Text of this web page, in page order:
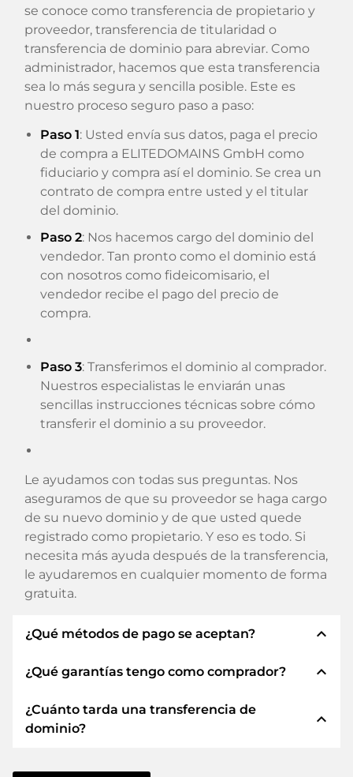
se conoce como transferencia de propietario y
proveedor, transferencia de titularidad o
transferencia de dominio para abreviar. Como
administrador, hacemos que esta transferencia
sea lo más segura y sencilla posible. Este es
nuestro proceso seguro paso a paso:
Paso 1: Usted envía sus datos, paga el precio
de compra a ELITEDOMAINS GmbH como
fiduciario y compra así el dominio. Se crea un
contrato de compra entre usted y el titular
del dominio.
Paso 2: Nos hacemos cargo del dominio del
vendedor. Tan pronto como el dominio está
con nosotros como fideicomisario, el
vendedor recibe el pago del precio de
compra.
Paso 3: Transferimos el dominio al comprador.
Nuestros especialistas le enviarán unas
sencillas instrucciones técnicas sobre cómo
transferir el dominio a su proveedor.
Le ayudamos con todas sus preguntas. Nos
aseguramos de que su proveedor se haga cargo
de su nuevo dominio y de que usted quede
registrado como propietario. Y eso es todo. Si
necesita más ayuda después de la transferencia,
le ayudaremos en cualquier momento de forma
gratuita.
¿Qué métodos de pago se aceptan? expand_less
Utilizamos SEPA como prepago y utilizamos
para los métodos de pago disponibles como:
Tarjetas de crédito, PayPal, Klarna, ApplePay,
¿Qué garantías tengo como comprador? expand_less
Siempre le garantizamos como comprador las
siguientes seguridades. Esto es lo que
¿Cuánto tarda una transferencia de
dominio?
expand_less
La transferencia de dominio a un nuevo